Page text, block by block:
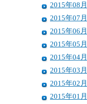
2015年08月
2015年07月
2015年06月
2015年05月
2015年04月
2015年03月
2015年02月
2015年01月